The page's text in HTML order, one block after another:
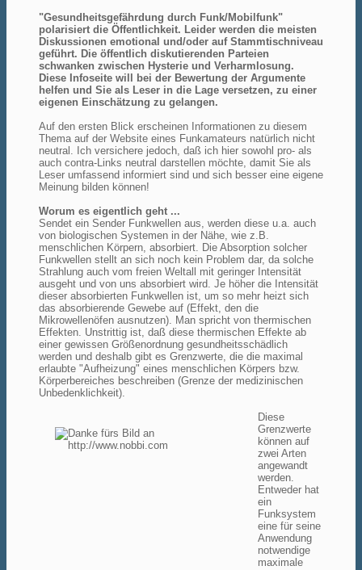
"Gesundheitsgefährdung durch Funk/Mobilfunk"
polarisiert die Öffentlichkeit. Leider werden die meisten
Diskussionen emotional und/oder auf Stammtischniveau
geführt. Die öffentlich diskutierenden Parteien
schwanken zwischen Hysterie und Verharmlosung.
Diese Infoseite will bei der Bewertung der Argumente
helfen und Sie als Leser in die Lage versetzen, zu einer
eigenen Einschätzung zu gelangen.
Auf den ersten Blick erscheinen Informationen zu diesem
Thema auf der Website eines Funkamateurs natürlich nicht
neutral. Ich versichere jedoch, daß ich hier sowohl pro- als
auch contra-Links neutral darstellen möchte, damit Sie als
Leser umfassend informiert sind und sich besser eine eigene
Meinung bilden können!
Worum es eigentlich geht ...
Sendet ein Sender Funkwellen aus, werden diese u.a. auch
von biologischen Systemen in der Nähe, wie z.B.
menschlichen Körpern, absorbiert. Die Absorption solcher
Funkwellen stellt an sich noch kein Problem dar, da solche
Strahlung auch vom freien Weltall mit geringer Intensität
ausgeht und von uns absorbiert wird. Je höher die Intensität
dieser absorbierten Funkwellen ist, um so mehr heizt sich
das absorbierende Gewebe auf (Effekt, den die
Mikrowellenöfen ausnutzen). Man spricht von thermischen
Effekten. Unstrittig ist, daß diese thermischen Effekte ab
einer gewissen Größenordnung gesundheitsschädlich
werden und deshalb gibt es Grenzwerte, die die maximal
erlaubte "Aufheizung" eines menschlichen Körpers bzw.
Körperbereiches beschreiben (Grenze der medizinischen
Unbedenklichkeit).
Diese
Grenzwerte
können auf
zwei Arten
angewandt
werden.
Entweder hat
ein
Funksystem
eine für seine
Anwendung
notwendige
maximale